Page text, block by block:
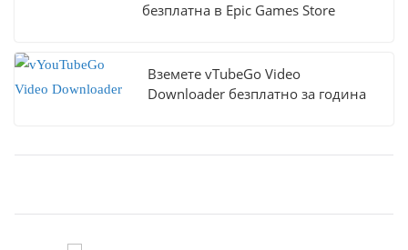
безплатна в Epic Games Store
Вземете vTubeGo Video
Downloader безплатно за година